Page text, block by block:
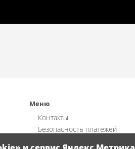
Меню
Контакты
Безопасность платежей